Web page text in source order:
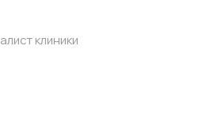
клиники